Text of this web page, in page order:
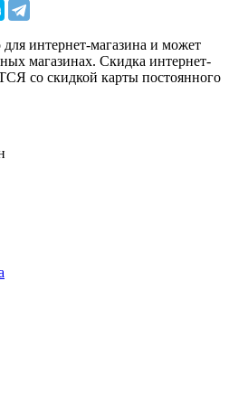
интернет-магазина и может
магазинах. Скидка интернет-
со скидкой карты постоянного